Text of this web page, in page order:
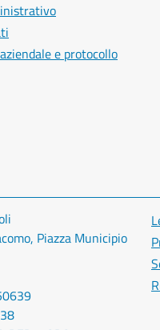
e protocollo
Piazza Municipio